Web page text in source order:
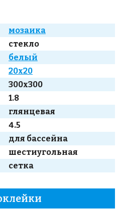
мозаика
стекло
белый
20x20
300x300
1.8
глянцевая
4.5
для бассейна
шестиугольная
сетка